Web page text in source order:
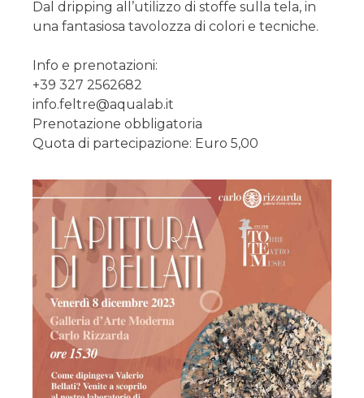
Dal dripping all’utilizzo di stoffe sulla tela, in
una fantasiosa tavolozza di colori e tecniche.
Info e prenotazioni:
+39 327 2562682
info.feltre@aqualab.it
Prenotazione obbligatoria
Quota di partecipazione: Euro 5,00